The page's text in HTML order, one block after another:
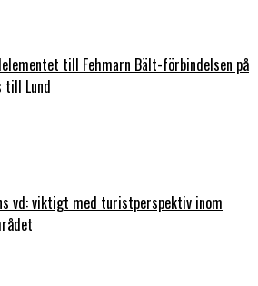
till Fehmarn Bält-förbindelsen på
till Lund
vd: viktigt med turistperspektiv inom